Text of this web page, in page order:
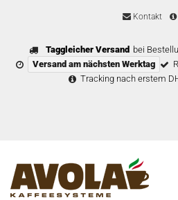
Kontakt
Taggleicher Versand bei
Versand am nächsten Werktag
Tracking nach erstem